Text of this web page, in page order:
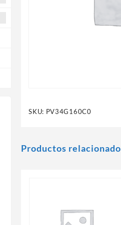
SKU: PV34G160C0
Productos